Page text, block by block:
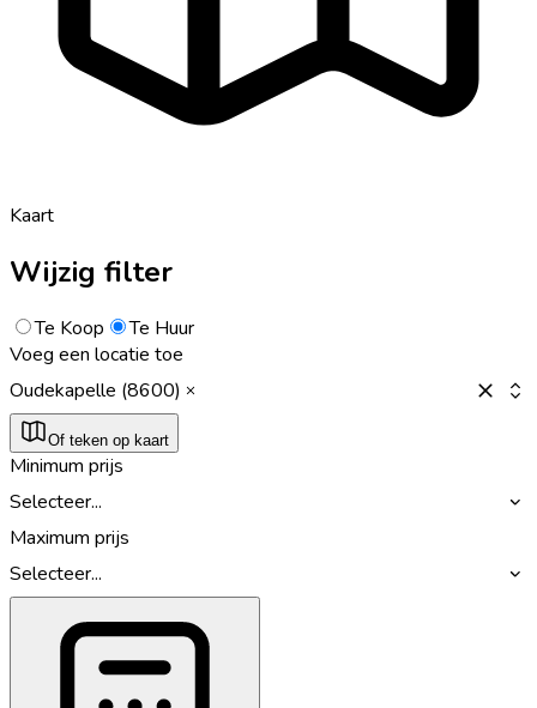
Kaart
Wijzig filter
Te Koop
Te Huur
Voeg een locatie toe
Oudekapelle (8600)
Of teken op kaart
Minimum prijs
Selecteer...
Maximum prijs
Selecteer...